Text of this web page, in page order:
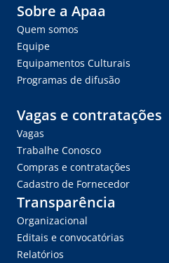
Sobre a Apaa
Quem somos
Equipe
Equipamentos Culturais
Programas de difusão
Vagas e contratações
Vagas
Trabalhe Conosco
Compras e contratações
Cadastro de Fornecedor
Transparência
Organizacional
Editais e convocatórias
Relatórios